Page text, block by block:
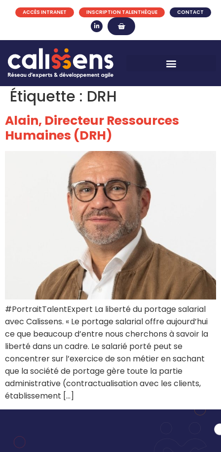
ACCÈS INTRANET INSCRIPTION TALENTHÈQUE CONTACT
Étiquette : DRH
Alain, Directeur Ressources
Humaines (DRH)
#PortraitTalentExpert La liberté du portage salarial
avec Calissens. « Le portage salarial offre aujourd’hui
ce que beaucoup d’entre nous cherchons à savoir la
liberté dans un cadre. Le salarié porté peut se
concentrer sur l’exercice de son métier en sachant
que la société de portage gère toute la partie
administrative (contractualisation avec les clients,
établissement […]